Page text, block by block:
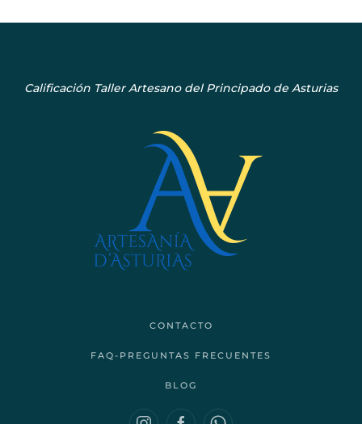
Calificación Taller Artesano del Principado de Asturias
CONTACTO
FAQ-PREGUNTAS FRECUENTES
BLOG